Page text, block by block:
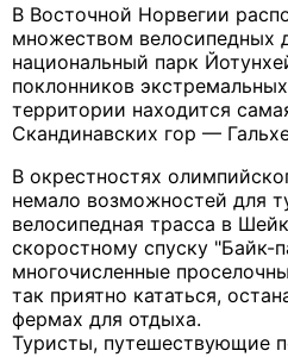
В Восточной Норвегии
множеством велосипедных
национальный парк
поклонников
территории находится
Скандинавских гор —
В окрестностях
немало возможностей для
велосипедная трасса в
скоростному спуску "Байк-
многочисленные
так приятно кататься,
фермах для отдыха.
Туристы, путешествующие